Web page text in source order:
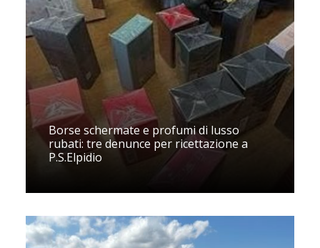
Borse schermate e profumi di lusso
rubati: tre denunce per ricettazione a
P.S.Elpidio